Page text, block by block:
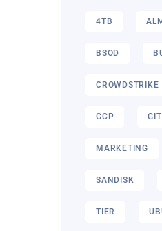
4TB
BSOD
CROWDSTRIKE
GCP
MARKETING
SANDISK
TIER